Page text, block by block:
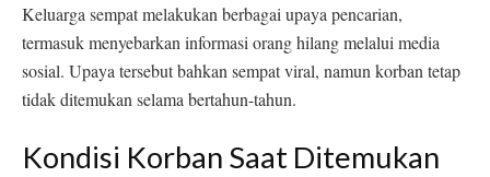
Keluarga sempat melakukan berbagai upaya pencarian,
termasuk menyebarkan informasi orang hilang melalui media
sosial. Upaya tersebut bahkan sempat viral, namun korban tetap
tidak ditemukan selama bertahun-tahun.
Kondisi Korban Saat Ditemukan